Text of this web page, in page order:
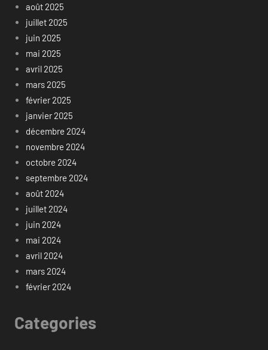
août 2025
juillet 2025
juin 2025
mai 2025
avril 2025
mars 2025
février 2025
janvier 2025
décembre 2024
novembre 2024
octobre 2024
septembre 2024
août 2024
juillet 2024
juin 2024
mai 2024
avril 2024
mars 2024
février 2024
Categories